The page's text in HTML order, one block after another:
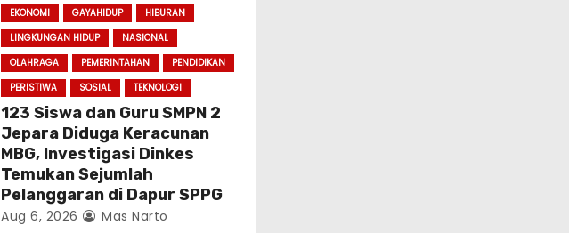
EKONOMI GAYAHIDUP
HIBURAN
LINGKUNGAN HIDUP
NASIONAL
OLAHRAGA
PEMERINTAHAN
PENDIDIKAN
PERISTIWA
SOSIAL TEKNOLOGI
123 Siswa dan Guru SMPN 2
Jepara Diduga Keracunan
MBG, Investigasi Dinkes
Temukan Sejumlah
Pelanggaran di Dapur SPPG
Aug 6, 2026 Mas Narto